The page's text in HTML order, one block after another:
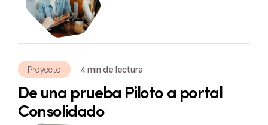
Proyecto 4 min de lectura
De una prueba Piloto a portal
Consolidado